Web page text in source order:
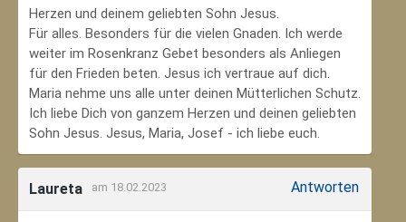
Herzen und deinem geliebten Sohn Jesus.
Für alles. Besonders für die vielen Gnaden. Ich werde
weiter im Rosenkranz Gebet besonders als Anliegen
für den Frieden beten. Jesus ich vertraue auf dich.
Maria nehme uns alle unter deinen Mütterlichen Schutz.
Ich liebe Dich von ganzem Herzen und deinen geliebten
Sohn Jesus. Jesus, Maria, Josef - ich liebe euch.
Laureta am 18.02.2023 Antworten